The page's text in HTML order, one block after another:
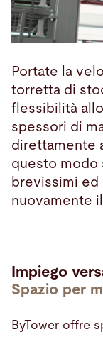
Portate la
torretta di
flessibilità
spessori di
direttamente
questo modo
brevissimi
nuovamente
Impiego
Spazio per
ByTower offre